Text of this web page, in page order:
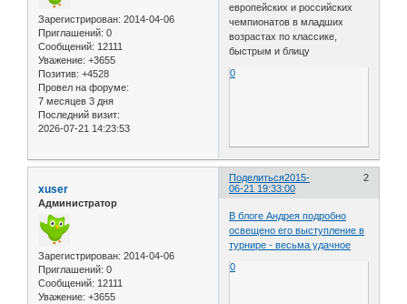
Зарегистрирован: 2014-04-06
Приглашений: 0
Сообщений: 12111
Уважение: +3655
Позитив: +4528
Провел на форуме:
7 месяцев 3 дня
Последний визит:
2026-07-21 14:23:53
европейских и российских
чемпионатов в младших
возрастах по классике,
быстрым и блицу
0
Поделиться 2
2015-
06-21 19:33:00
xuser
Администратор
Зарегистрирован: 2014-04-06
Приглашений: 0
Сообщений: 12111
Уважение: +3655
В блоге Андрея подробно
освещено его выступление в
турнире - весьма удачное
0